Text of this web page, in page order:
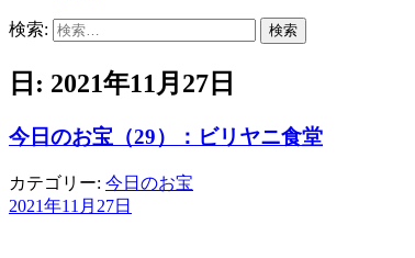
検索:
日: 2021年11月27日
今日のお宝（29）：ビリヤニ食堂
カテゴリー: 今日のお宝
2021年11月27日